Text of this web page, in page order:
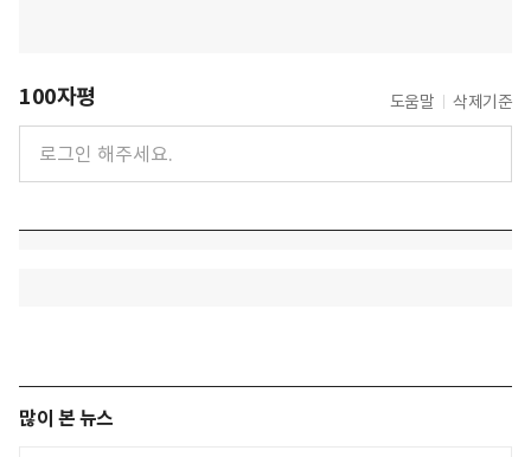
100자평 도움말 삭제기준
많이 본 뉴스